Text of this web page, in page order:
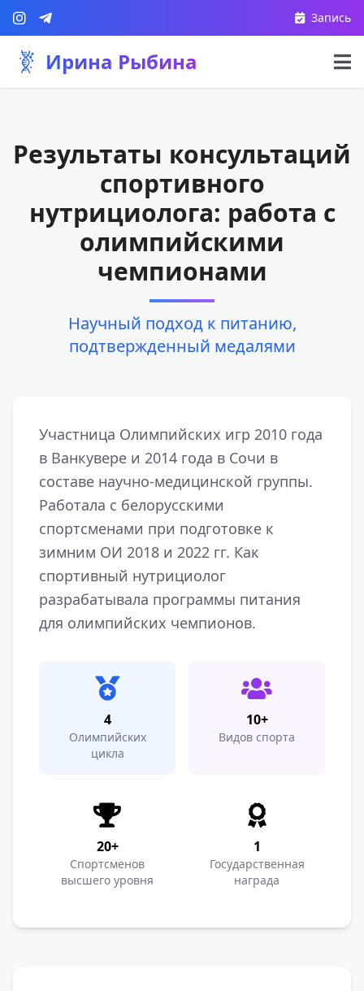
Запись
Ирина Рыбина
Результаты консультаций
спортивного
нутрициолога: работа с
олимпийскими
чемпионами
Научный подход к питанию,
подтвержденный медалями
Участница Олимпийских игр 2010 года
в Ванкувере и 2014 года в Сочи в
составе научно-медицинской группы.
Работала с белорусскими
спортсменами при подготовке к
зимним ОИ 2018 и 2022 гг. Как
спортивный нутрициолог
разрабатывала программы питания
для олимпийских чемпионов.
4
Олимпийских
цикла
10+
Видов спорта
20+
Спортсменов
высшего уровня
1
Государственная
награда